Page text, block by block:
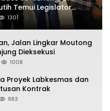
Temui Legislator
1301
Jalan Lingkar Moutong
Dieksekusi
1008
Proyek Labkesmas dan
Kontrak
983